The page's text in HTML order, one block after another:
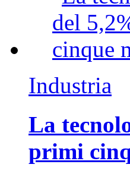
Industria
La
primi